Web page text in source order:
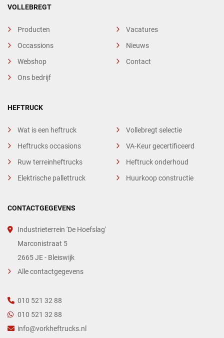
VOLLEBREGT
Producten
Occassions
Webshop
Ons bedrijf
Vacatures
Nieuws
Contact
HEFTRUCK
Wat is een heftruck
Heftrucks occasions
Ruw terreinheftrucks
Elektrische pallettruck
Vollebregt selectie
VA-Keur gecertificeerd
Heftruck onderhoud
Huurkoop constructie
CONTACTGEGEVENS
Industrieterrein 'De Hoefslag'
Marconistraat 5
2665 JE - Bleiswijk
Alle contactgegevens
010 521 32 88
010 521 32 88
info@vorkheftrucks.nl